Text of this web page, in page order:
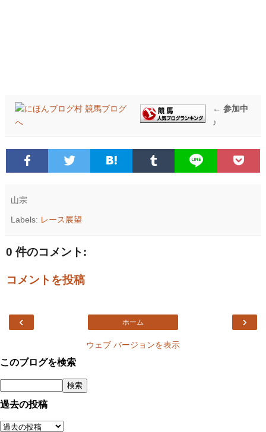
← 参加中
♪
山宗
Labels: レース展望
0 件のコメント:
コメントを投稿
‹ ›
ホーム
ウェブ バージョンを表示
このブログを検索
過去の投稿